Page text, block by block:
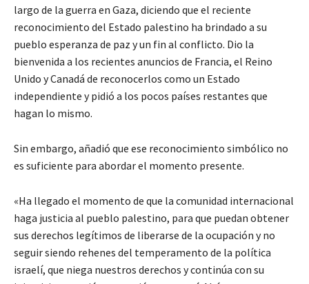
largo de la guerra en Gaza, diciendo que el reciente
reconocimiento del Estado palestino ha brindado a su
pueblo esperanza de paz y un fin al conflicto. Dio la
bienvenida a los recientes anuncios de Francia, el Reino
Unido y Canadá de reconocerlos como un Estado
independiente y pidió a los pocos países restantes que
hagan lo mismo.
Sin embargo, añadió que ese reconocimiento simbólico no
es suficiente para abordar el momento presente.
«Ha llegado el momento de que la comunidad internacional
haga justicia al pueblo palestino, para que puedan obtener
sus derechos legítimos de liberarse de la ocupación y no
seguir siendo rehenes del temperamento de la política
israelí, que niega nuestros derechos y continúa con su